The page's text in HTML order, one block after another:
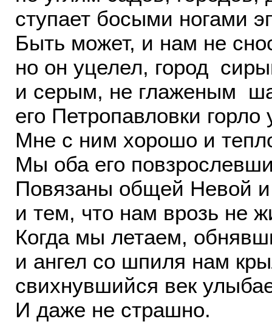
ступает босыми ногами
Быть может, и нам не
но он уцелел, город
и серым, не глаженым
его Петропавловки горло
Мне с ним хорошо и
Мы оба его
Повязаны общей Невой и
и тем, что нам врозь не
Когда мы летаем,
и ангел со шпиля нам
свихнувшийся век
И даже не страшно.